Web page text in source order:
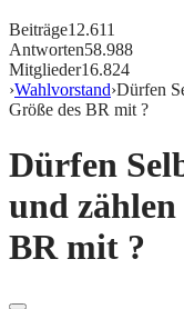
Beiträge12.611
Antworten58.988
Mitglieder16.824
›Wahlvorstand›Dürfen
Größe des BR mit ?
Dürfen
und
BR mit ?